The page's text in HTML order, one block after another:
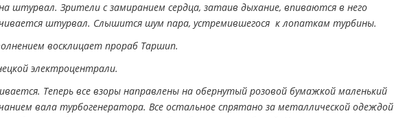
штурвал. Зрители с замиранием сердца, затаив дыхание, впиваются в него
штурвал. Слышится шум пара, устремившегося к лопаткам турбины.
восклицает прораб Таршип.
электроцентрали.
Теперь все взоры направлены на обернутый розовой бумажкой маленький
вала турбогенератора. Все остальное спрятано за металлической одеждой